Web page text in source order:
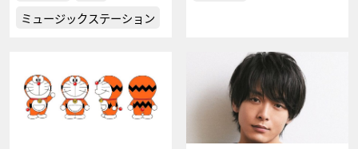
ミュージックステーション